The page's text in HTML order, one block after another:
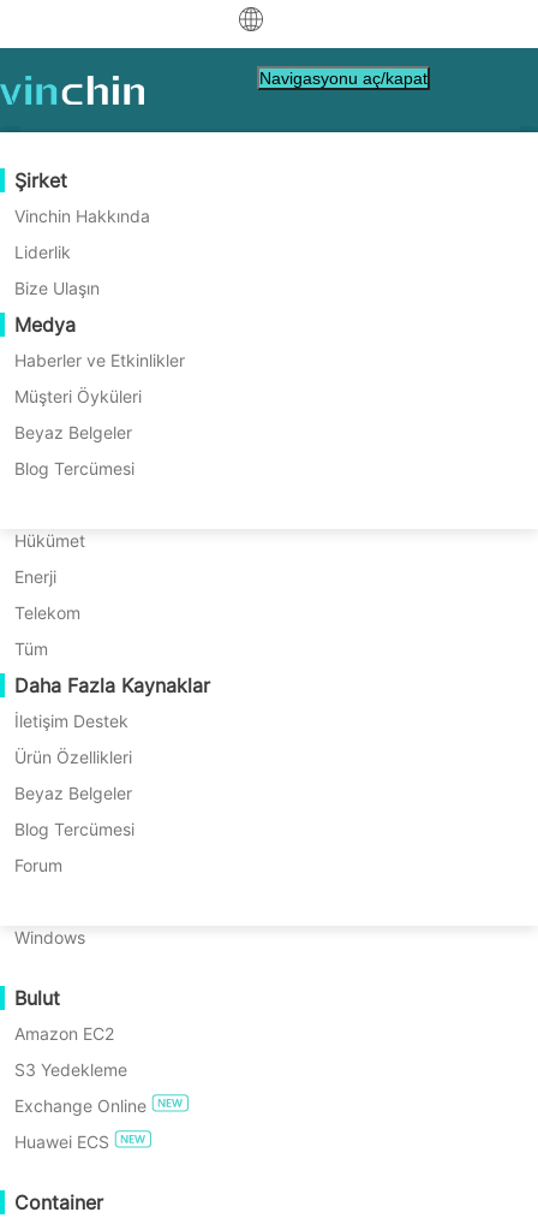
İndir Destek
Satış
Temsilcisiyle
中文
Veri Koruma
Yedekleme ve Kurtarma
Gerçek Zamanlı Yeniden Yapılandırma
Sürekli Veri Koruma
Yedek Kopya için Dış Site
Arşivleme
İş Orkestrasyonu
İş Yükü Taşınabilirliği
V2V Geçişi
P2P Geçişi
C2C Geçişi
C2V Geçişi
P2C Geçişi
Kurtarılabilirlik
VM Kurtarma Doğrulama
OS Kurtarma Doğrulama
Veri Güvenliği
Buluta Yedekle
GDPR Uyumlu
Sanal
VMware
Hyper-V
Proxmox
XCP-ng
oVirt
H3C CAS/UIS
ZStack
Sangfor HCI
Huawei FusionCompute
Red Hat Virtualization
Oracle OLVM
XenServer/Citrix Hypervisor
KayGrid
InCloud Sphere
Arcfra
FusionOne Compute
NexaVM
Fiziksel Sunucu
Windows
Bulut
Amazon EC2
S3 Yedekleme
Exchange Online
Huawei ECS
Container
Destek Kaynakları
Bilgi Tabanı
Nasıl Yapılır Videoları
Yardım Merkezi
Canlı Etkinlikler
Webinars
Canlı Örnek
Müşteri Öyküleri
IT Hizmetleri
Hükümet
Enerji
Telekom
Tüm
Daha Fazla Kaynaklar
İletişim Destek
Ürün Özellikleri
Beyaz Belgeler
Blog Tercümesi
Forum
Satın Alma Rehberi
Nasıl Satın Alacağınızı Öğrenin
Lisanslama Politikası
SSS
İletişim
Teklif Talebi İste
Bir Ortak Olun
Ortaklık Programı
Bir Ortak Olun
Bir Ortak Bul
Yerel bir ortak bulun
Zaten bir ortak mısınız?
Partner Portal Girişi
Şirket
Vinchin Hakkında
Liderlik
Bize Ulaşın
Medya
Haberler ve Etkinlikler
Müşteri Öyküleri
Beyaz Belgeler
Blog Tercümesi
Navigasyonu aç/kapat
İhtiyacınız olan tam korumayı elde edin.
Vinchin, benzersiz iş ve bütçe
gereksinimlerinize uyacak şekilde veri koruma
stratejinizi özelleştirebilmeniz için çoklu
sürümler ve esnek lisanslama sunar.
Tüm İş Yükleri İçin
Dosya/NAS/S3/Hadoop HDFS için
Kubernetes için
Sürekli Yedekleme için